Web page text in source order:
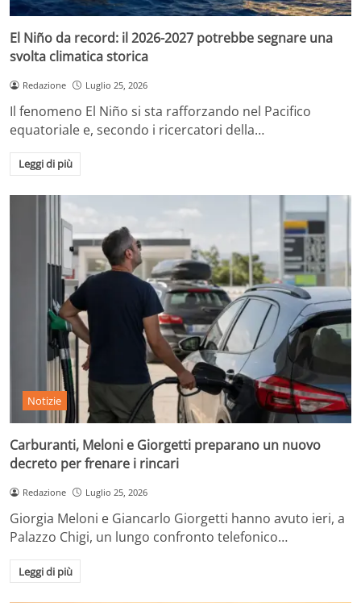
El Niño da record: il 2026-2027 potrebbe segnare una
svolta climatica storica
Redazione Luglio 25, 2026
Il fenomeno El Niño si sta rafforzando nel Pacifico
equatoriale e, secondo i ricercatori della…
Leggi di più
Notizie
Carburanti, Meloni e Giorgetti preparano un nuovo
decreto per frenare i rincari
Redazione Luglio 25, 2026
Giorgia Meloni e Giancarlo Giorgetti hanno avuto ieri, a
Palazzo Chigi, un lungo confronto telefonico…
Leggi di più